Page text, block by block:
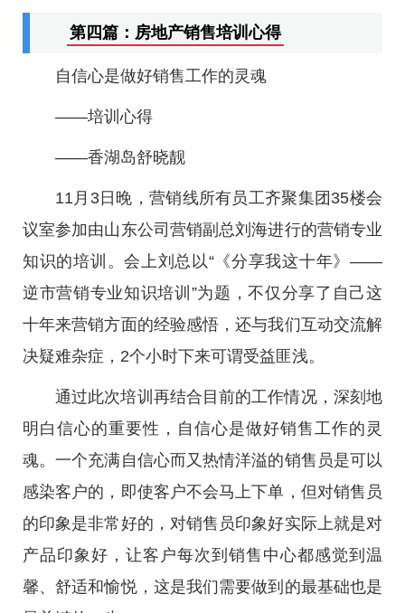
第四篇：房地产销售培训心得
自信心是做好销售工作的灵魂
——培训心得
——香湖岛舒晓靓
11月3日晚，营销线所有员工齐聚集团35楼会
议室参加由山东公司营销副总刘海进行的营销专业
知识的培训。会上刘总以“《分享我这十年》——
逆市营销专业知识培训”为题，不仅分享了自己这
十年来营销方面的经验感悟，还与我们互动交流解
决疑难杂症，2个小时下来可谓受益匪浅。
通过此次培训再结合目前的工作情况，深刻地
明白信心的重要性，自信心是做好销售工作的灵
魂。一个充满自信心而又热情洋溢的销售员是可以
感染客户的，即使客户不会马上下单，但对销售员
的印象是非常好的，对销售员印象好实际上就是对
产品印象好，让客户每次到销售中心都感觉到温
馨、舒适和愉悦，这是我们需要做到的最基础也是